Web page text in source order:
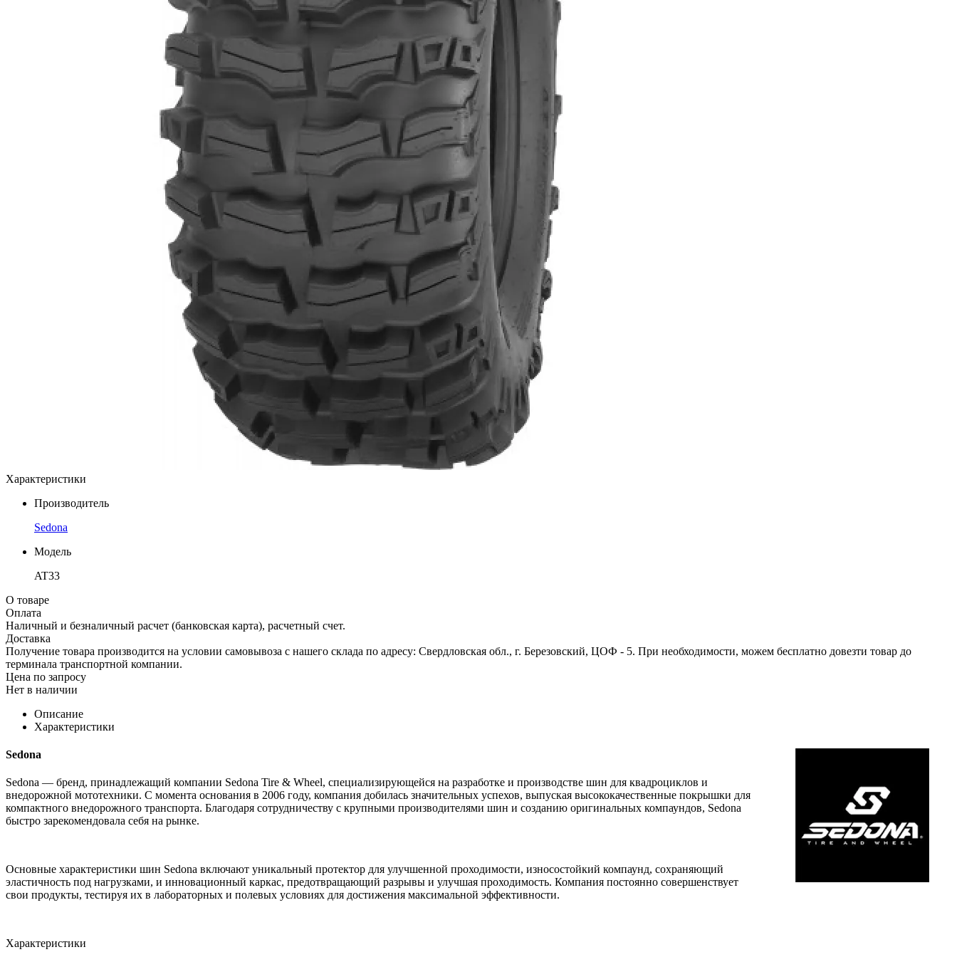
Характеристики
Производитель
Sedona
Модель
AT33
О товаре
Оплата
Наличный и безналичный расчет (банковская карта), расчетный счет.
Доставка
Получение товара производится на условии самовывоза с нашего склада по адресу: Свердловская обл., г. Березовский, ЦОФ - 5. При необходимости, можем бесплатно довезти товар до
терминала транспортной компании.
Цена по запросу
Нет в наличии
Описание
Характеристики
Sedona
Sedona — бренд, принадлежащий компании Sedona Tire & Wheel, специализирующейся на разработке и производстве шин для квадроциклов и
внедорожной мототехники. С момента основания в 2006 году, компания добилась значительных успехов, выпуская высококачественные покрышки для
компактного внедорожного транспорта. Благодаря сотрудничеству с крупными производителями шин и созданию оригинальных компаундов, Sedona
быстро зарекомендовала себя на рынке.
Основные характеристики шин Sedona включают уникальный протектор для улучшенной проходимости, износостойкий компаунд, сохраняющий
эластичность под нагрузками, и инновационный каркас, предотвращающий разрывы и улучшая проходимость. Компания постоянно совершенствует
свои продукты, тестируя их в лабораторных и полевых условиях для достижения максимальной эффективности.
Характеристики